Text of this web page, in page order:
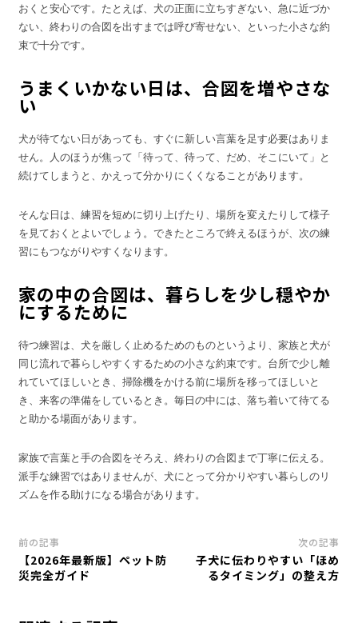
おくと安心です。たとえば、犬の正面に立ちすぎない、急に近づか
ない、終わりの合図を出すまでは呼び寄せない、といった小さな約
束で十分です。
うまくいかない日は、合図を増やさな
い
犬が待てない日があっても、すぐに新しい言葉を足す必要はありま
せん。人のほうが焦って「待って、待って、だめ、そこにいて」と
続けてしまうと、かえって分かりにくくなることがあります。
そんな日は、練習を短めに切り上げたり、場所を変えたりして様子
を見ておくとよいでしょう。できたところで終えるほうが、次の練
習にもつながりやすくなります。
家の中の合図は、暮らしを少し穏やか
にするために
待つ練習は、犬を厳しく止めるためのものというより、家族と犬が
同じ流れで暮らしやすくするための小さな約束です。台所で少し離
れていてほしいとき、掃除機をかける前に場所を移ってほしいと
き、来客の準備をしているとき。毎日の中には、落ち着いて待てる
と助かる場面があります。
家族で言葉と手の合図をそろえ、終わりの合図まで丁寧に伝える。
派手な練習ではありませんが、犬にとって分かりやすい暮らしのリ
ズムを作る助けになる場合があります。
前の記事
【2026年最新版】ペット防
災完全ガイド
次の記事
子犬に伝わりやすい「ほめ
るタイミング」の整え方